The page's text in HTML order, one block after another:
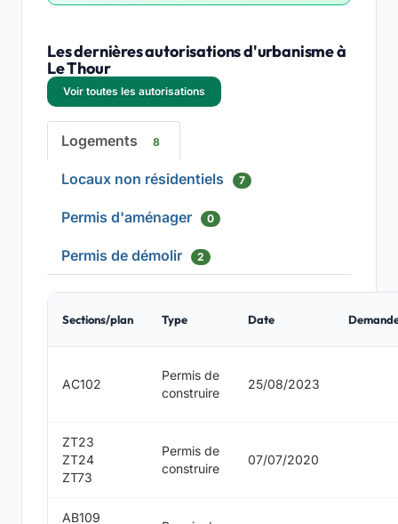
Les dernières autorisations d'urbanisme à
Le Thour
Voir toutes les autorisations
Logements 8
Locaux non résidentiels 7
Permis d'aménager 0
Permis de démolir 2
Sections/plan Type Date
AC102
Permis de
construire
25/08/2023
ZT23
ZT24
ZT73
Permis de
construire
07/07/2020
AB109